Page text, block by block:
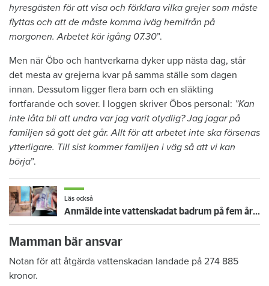
hyresgästen för att visa och förklara vilka grejer som måste
flyttas och att de måste komma iväg hemifrån på
morgonen. Arbetet kör igång 07.30”.
Men när Öbo och hantverkarna dyker upp nästa dag, står
det mesta av grejerna kvar på samma ställe som dagen
innan. Dessutom ligger flera barn och en släkting
fortfarande och sover. I loggen skriver Öbos personal: ”Kan
inte låta bli att undra var jag varit otydlig? Jag jagar på
familjen så gott det går. Allt för att arbetet inte ska försenas
ytterligare. Till sist kommer familjen i väg så att vi kan
börja”.
Läs också
Anmälde inte vattenskadat badrum på fem år – krävs på 125 000 kronor
Mamman bär ansvar
Notan för att åtgärda vattenskadan landade på 274 885
kronor.